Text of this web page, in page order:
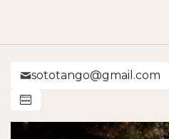
sototango@gmail.com